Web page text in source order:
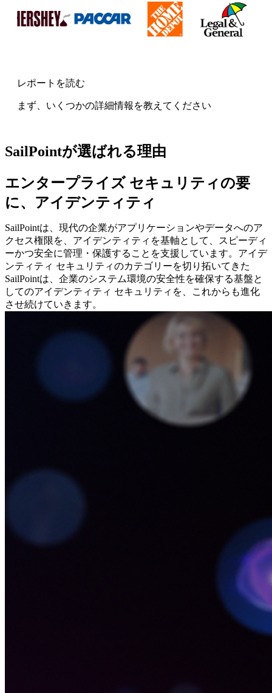
レポートを読む
まず、いくつかの詳細情報を教えてください
SailPointが選ばれる理由
エンタープライズ セキュリティの要
に、アイデンティティ
SailPointは、現代の企業がアプリケーションやデータへのア
クセス権限を、アイデンティティを基軸として、スピーディ
ーかつ安全に管理・保護することを支援しています。アイデ
ンティティ セキュリティのカテゴリーを切り拓いてきた
SailPointは、企業のシステム環境の安全性を確保する基盤と
してのアイデンティティ セキュリティを、これからも進化
させ続けていきます。